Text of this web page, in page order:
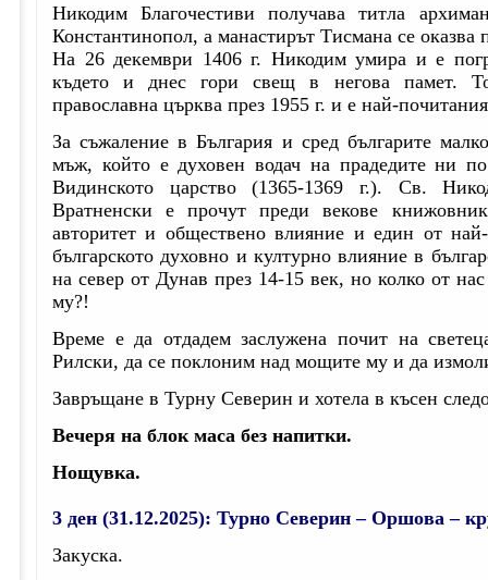
Никодим Благочестиви получава титла
Константинопол, а манастирът Тисмана се
На 26 декември 1406 г. Никодим умира и е
където и днес гори свещ в негова памет.
православна църква през 1955 г. и е най-
За съжаление в България и сред българите
мъж, който е духовен водач на прадедите ни
Видинското царство (1365-1369 г.). Св.
Вратненски е прочут преди векове
авторитет и обществено влияние и един от най-
българското духовно и културно влияние в
на север от Дунав през 14-15 век, но колко от
му?!
Време е да отдадем заслужена почит на
Рилски, да се поклоним над мощите му и да
Завръщане в Турну Северин и хотела в късен
Вечеря на блок маса без напитки.
Нощувка.
3 ден (31.12.2025): Турно Северин – Оршова –
Закуска.